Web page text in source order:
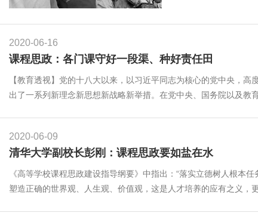
2020-06-16
课程思政：各门课守好一段渠、种好责任田
【教育透视】党的十八大以来，以习近平同志为核心的党中央，
出了一系列新理念新思想新战略新举措。在党中央、国务院以及教
2020-06-09
清华大学副校长彭刚：课程思政要如盐在水
《高等学校课程思政建设指导纲要》中指出：“落实立德树人根本
塑造正确的世界观、人生观、价值观，这是人才培养的应有之义，